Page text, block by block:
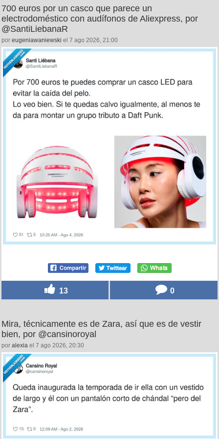
700 euros por un casco que parece un
electrodoméstico con audífonos de Aliexpress, por
@SantiLiebanaR
por eugeniawaniewski el 7 ago 2026, 21:00
13 0
Mira, técnicamente es de Zara, así que es de vestir
bien, por @cansinoroyal
por alexia el 7 ago 2026, 20:30